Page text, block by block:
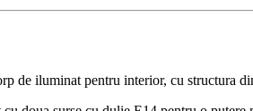
de iluminat pentru interior, cu structura